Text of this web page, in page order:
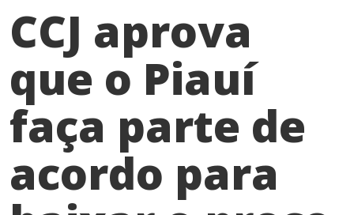
CCJ aprova
que o Piauí
faça parte de
acordo para